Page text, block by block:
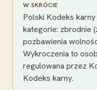
W SKRÓCIE
Polski Kodeks
kategorie: zbrodnie
pozbawienia
Wykroczenia to
regulowana przez
Kodeks karny.